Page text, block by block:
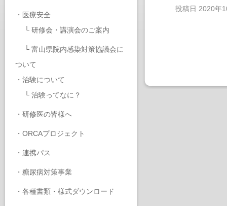
・ 医療安全
└ 研修会・講演会のご案内
└ 富山県院内感染対策協議会に
ついて
・ 治験について
└ 治験ってなに？
・ 研修医の皆様へ
・ ORCAプロジェクト
・ 連携パス
・ 糖尿病対策事業
・ 各種書類・様式ダウンロード
投稿日 2020年